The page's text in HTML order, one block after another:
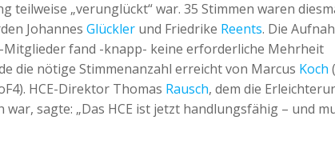
„verunglückt“ war. 35 Stimmen waren
Johannes Glückler und Friedrike Reents. Die
Mitglieder fand -knapp- keine erforderliche Mehrheit
die nötige Stimmenanzahl erreicht von Marcus Koch
HCE-Direktor Thomas Rausch, dem die
sagte: „Das HCE ist jetzt handlungsfähig – und